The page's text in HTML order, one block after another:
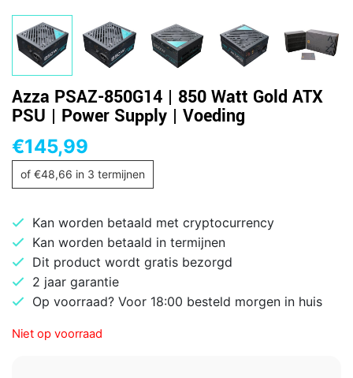
Azza PSAZ-850G14 | 850 Watt Gold ATX
PSU | Power Supply | Voeding
€145,99
of €48,66 in 3 termijnen
Kan worden betaald met cryptocurrency
Kan worden betaald in termijnen
Dit product wordt gratis bezorgd
2 jaar garantie
Op voorraad? Voor 18:00 besteld morgen in huis
Niet op voorraad